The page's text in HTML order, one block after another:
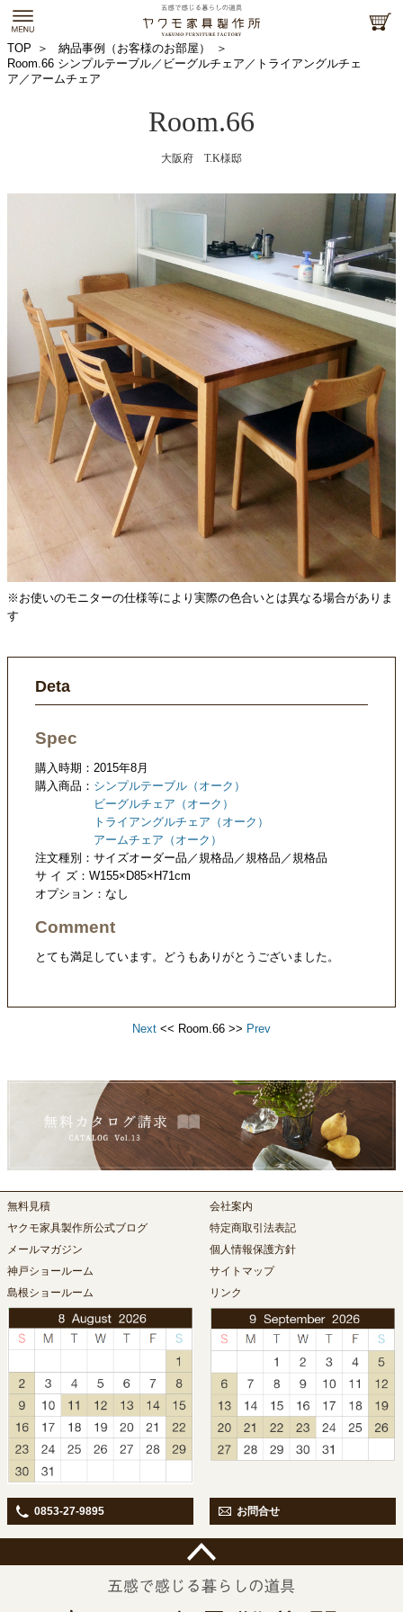
TOP
納品事例（お客様のお部屋）
Room.66 シンプルテーブル／ビーグルチェア／トライアングルチェ
ア／アームチェア
Room.66
大阪府 T.K様邸
※お使いのモニターの仕様等により実際の色合いとは異なる場合がありま
す
Deta
Spec
購入時期：2015年8月
購入商品： シンプルテーブル（オーク）
ビーグルチェア（オーク）
トライアングルチェア（オーク）
アームチェア（オーク）
注文種別：サイズオーダー品／規格品／規格品／規格品
サ イ ズ：W155×D85×H71cm
オプション：なし
Comment
とても満足しています。どうもありがとうございました。
Next << Room.66 >> Prev
無料見積
ヤクモ家具製作所公式ブログ
メールマガジン
神戸ショールーム
島根ショールーム
会社案内
特定商取引法表記
個人情報保護方針
サイトマップ
リンク
0853-27-9895 お問合せ